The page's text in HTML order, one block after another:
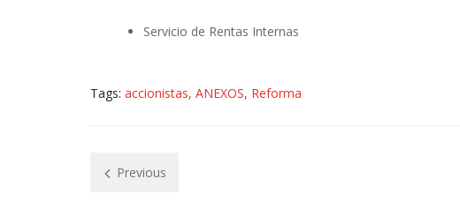
Servicio de Rentas Internas
Tags: accionistas, ANEXOS, Reforma
Previous